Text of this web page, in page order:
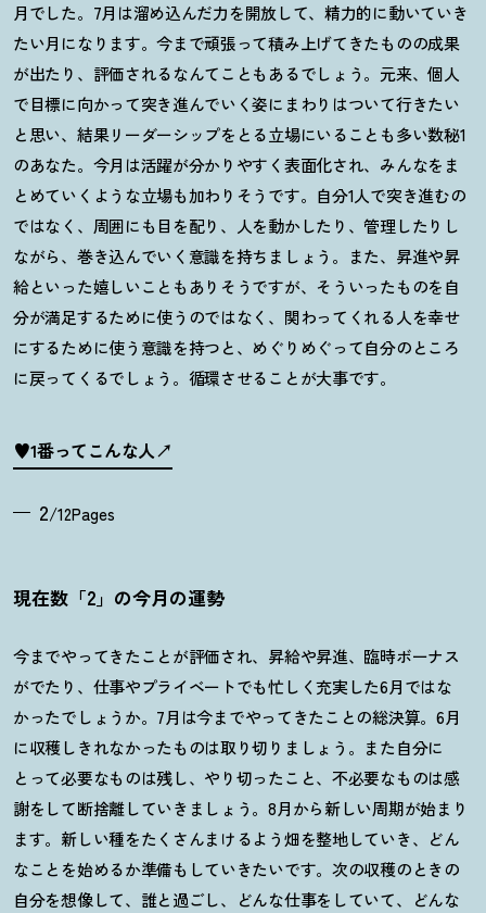
月でした。 7月は溜め込んだ力を開放して、精力的に動いていき
たい月になります。今まで頑張って積み上げてきたものの成果
が出たり、評価されるなんてこともあるでしょう。元来、個人
で目標に向かって突き進んでいく姿にまわりはついて行きたい
と思い、結果リーダーシップをとる立場にいることも多い数秘1
のあなた。今月は活躍が分かりやすく表面化され、みんなをま
とめていくような立場も加わりそうです。自分1人で突き進むの
ではなく、周囲にも目を配り、人を動かしたり、管理したりし
ながら、巻き込んでいく意識を持ちましょう。また、昇進や昇
給といった嬉しいこともありそうですが、そういったものを自
分が満足するために使うのではなく、関わってくれる人を幸せ
にするために使う意識を持つと、めぐりめぐって自分のところ
に戻ってくるでしょう。循環させることが大事です。
♥1番ってこんな人
2/12Pages
現在数「2」の今月の運勢
今までやってきたことが評価され、昇給や昇進、臨時ボーナス
がでたり、仕事やプライベートでも忙しく充実した6月ではな
かったでしょうか。 7月は今までやってきたことの総決算。 6月
に収穫しきれなかったものは取り切りましょう。また自分に
とって必要なものは残し、やり切ったこと、不必要なものは感
謝をして断捨離していきましょう。8月から新しい周期が始まり
ます。新しい種をたくさんまけるよう畑を整地していき、どん
なことを始めるか準備もしていきたいです。次の収穫のときの
自分を想像して、誰と過ごし、どんな仕事をしていて、どんな